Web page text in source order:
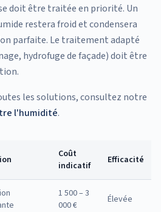
doit être traitée en priorité. Un
restera froid et condensera
parfaite. Le traitement adapté
hydrofuge de façade) doit être
les solutions, consultez notre
l'humidité.
Coût
indicatif
Efficacité
1 500 – 3
000 €
Élevée